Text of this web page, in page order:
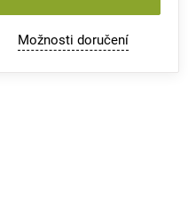
Možnosti doručení